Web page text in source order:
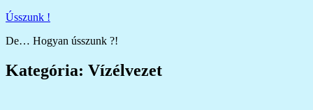
Skip
content
Ússzunk !
De… Hogyan ússzunk ?!
Kategória: Vízélvezet